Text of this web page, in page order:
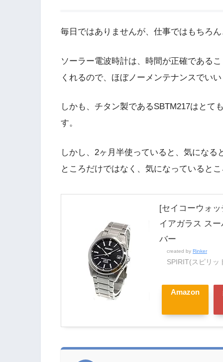
毎日ではありませんが、仕事ではもちろ
ソーラー電波時計は、時間が正確である
くれるので、ほぼノーメンテナンスでい
しかも、チタン製であるSBTM217はとて
す。
しかし、2ヶ月半使っていると、気にな
ところだけではなく、気になっていると
[セイコーウォ
イアガラス ス
バー
created by Rinker
SPIRIT(スピリッ
Amazon